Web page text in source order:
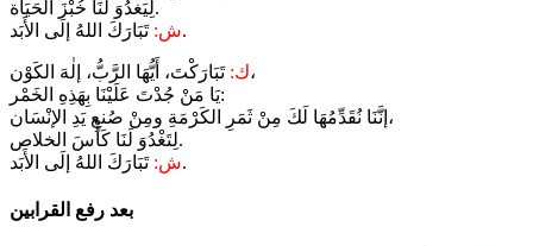
لِيَغدُوَ لَنَا خُبْزَ الحَيَاة.
ش:تَبَارَكَ اللهُ إلَى الأَبَد.
ك:تَبَارَكْتَ، أَيُّهَا الرَّبُّ، إلٰهَ الكَوْن،
يَا مَنْ جُدْتَ عَلَيْنَا بِهَذِهِ الخَمْر:
إنَّنَا نُقَدِّمُهَا لَكَ مِنْ ثَمَرِ الكَرْمَةِ ومِنْ صُنعِ يَدِ الإنْسَان،
لِتَغْدُوَ لَنَا كَأْسَ الخلاص.
ش:تَبَارَكَ اللهُ إلَى الأَبَد.
بعد رفع القرابين